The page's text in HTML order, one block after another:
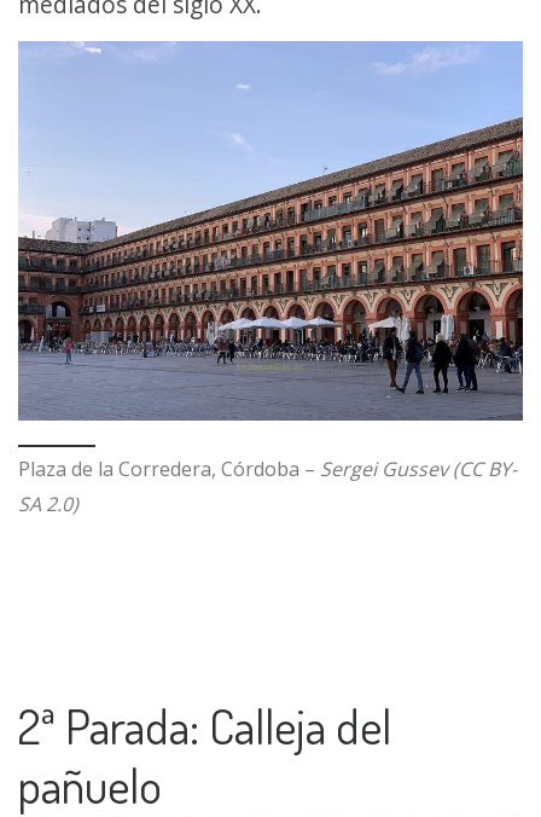
Plaza de la Corredera, Córdoba – Sergei Gussev (CC BY-
SA 2.0)
2ª Parada: Calleja del
pañuelo